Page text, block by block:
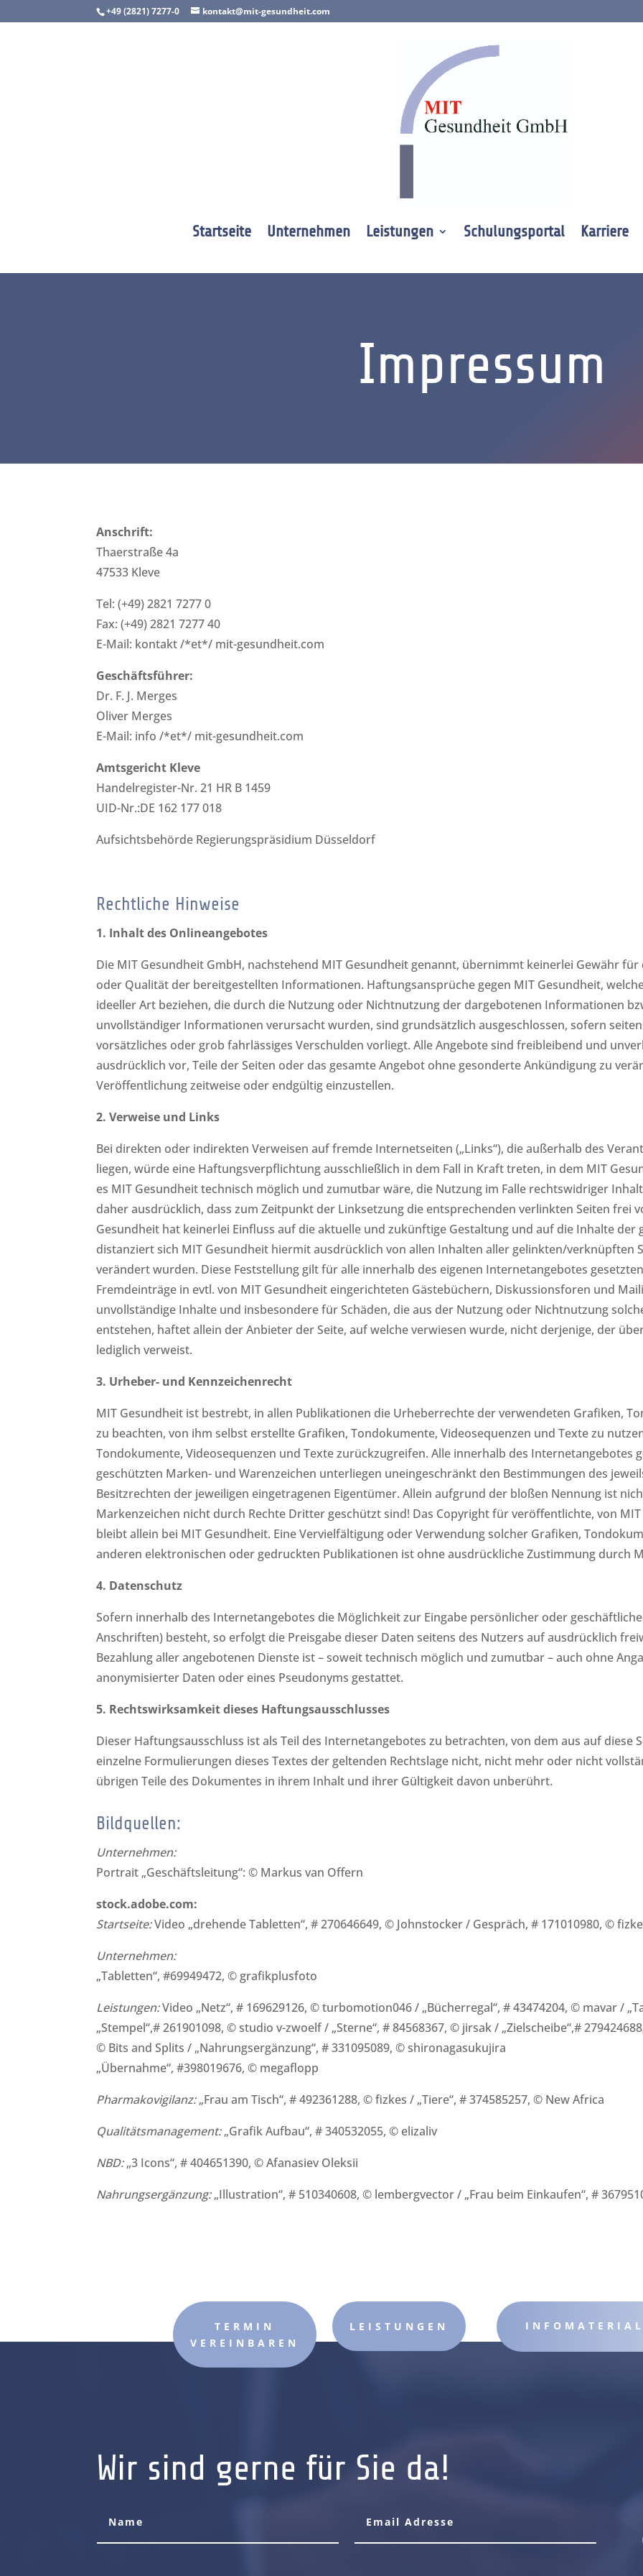
+49 (2821) 7277-0 kontakt@mit-gesundheit.com
Startseite Unternehmen Leistungen Schulungs­portal Karriere
Impressum
Anschrift:
Thaerstraße 4a
47533 Kleve
Tel: (+49) 2821 7277 0
Fax: (+49) 2821 7277 40
E-Mail: kontakt /*et*/ mit-gesundheit.com
Geschäftsführer:
Dr. F. J. Merges
Oliver Merges
E-Mail: info /*et*/ mit-gesundheit.com
Amtsgericht Kleve
Handelregister-Nr. 21 HR B 1459
UID-Nr.:DE 162 177 018
Aufsichtsbehörde Regierungspräsidium Düsseldorf
Rechtliche Hinweise
1. Inhalt des Onlineangebotes
Die MIT Gesundheit GmbH, nachstehend MIT Gesundheit genannt, übernimmt keinerlei Gewähr
oder Qualität der bereitgestellten Informationen. Haftungsansprüche gegen MIT Gesundheit,
ideeller Art beziehen, die durch die Nutzung oder Nichtnutzung der dargebotenen Informationen
unvollständiger Informationen verursacht wurden, sind grundsätzlich ausgeschlossen, sofern
vorsätzliches oder grob fahrlässiges Verschulden vorliegt. Alle Angebote sind freibleibend und
ausdrücklich vor, Teile der Seiten oder das gesamte Angebot ohne gesonderte Ankündigung zu
Veröffentlichung zeitweise oder endgültig einzustellen.
2. Verweise und Links
Bei direkten oder indirekten Verweisen auf fremde Internetseiten („Links“), die außerhalb des
liegen, würde eine Haftungsverpflichtung ausschließlich in dem Fall in Kraft treten, in dem MIT
es MIT Gesundheit technisch möglich und zumutbar wäre, die Nutzung im Falle rechtswidriger
daher ausdrücklich, dass zum Zeitpunkt der Linksetzung die entsprechenden verlinkten Seiten frei
Gesundheit hat keinerlei Einfluss auf die aktuelle und zukünftige Gestaltung und auf die Inhalte
distanziert sich MIT Gesundheit hiermit ausdrücklich von allen Inhalten aller gelinkten/verknüpften
verändert wurden. Diese Feststellung gilt für alle innerhalb des eigenen Internetangebotes
Fremdeinträge in evtl. von MIT Gesundheit eingerichteten Gästebüchern, Diskussionsforen und
unvollständige Inhalte und insbesondere für Schäden, die aus der Nutzung oder Nichtnutzung
entstehen, haftet allein der Anbieter der Seite, auf welche verwiesen wurde, nicht derjenige, der
lediglich verweist.
3. Urheber- und Kennzeichenrecht
MIT Gesundheit ist bestrebt, in allen Publikationen die Urheberrechte der verwendeten Grafiken,
zu beachten, von ihm selbst erstellte Grafiken, Tondokumente, Videosequenzen und Texte zu
Tondokumente, Videosequenzen und Texte zurückzugreifen. Alle innerhalb des Internetangebotes
geschützten Marken- und Warenzeichen unterliegen uneingeschränkt den Bestimmungen des
Besitzrechten der jeweiligen eingetragenen Eigentümer. Allein aufgrund der bloßen Nennung ist
Markenzeichen nicht durch Rechte Dritter geschützt sind! Das Copyright für veröffentlichte, von
bleibt allein bei MIT Gesundheit. Eine Vervielfältigung oder Verwendung solcher Grafiken,
anderen elektronischen oder gedruckten Publikationen ist ohne ausdrückliche Zustimmung durch
4. Datenschutz
Sofern innerhalb des Internetangebotes die Möglichkeit zur Eingabe persönlicher oder
Anschriften) besteht, so erfolgt die Preisgabe dieser Daten seitens des Nutzers auf ausdrücklich
Bezahlung aller angebotenen Dienste ist – soweit technisch möglich und zumutbar – auch ohne
anonymisierter Daten oder eines Pseudonyms gestattet.
5. Rechtswirksamkeit dieses Haftungsausschlusses
Dieser Haftungsausschluss ist als Teil des Internetangebotes zu betrachten, von dem aus auf diese
einzelne Formulierungen dieses Textes der geltenden Rechtslage nicht, nicht mehr oder nicht
übrigen Teile des Dokumentes in ihrem Inhalt und ihrer Gültigkeit davon unberührt.
Bildquellen:
Unternehmen:
Portrait „Geschäftsleitung“: © Markus van Offern
stock.adobe.com:
Startseite:Video „drehende Tabletten“, # 270646649, © Johnstocker / Gespräch, # 171010980, ©
Unternehmen:
„Tabletten“, #69949472, © grafikplusfoto
Leistungen:Video „Netz“, # 169629126, © turbomotion046 / „Bücherregal“, # 43474204, © mavar /
„Stempel“,# 261901098, © studio v-zwoelf / „Sterne“, # 84568367, © jirsak / „Zielscheibe“,#
© Bits and Splits / „Nahrungsergänzung“, # 331095089, © shironagasukujira
„Übernahme“, #398019676, © megaflopp
Pharmakovigilanz:„Frau am Tisch“, # 492361288, © fizkes / „Tiere“, # 374585257, © New Africa
Qualitätsmanagement:„Grafik Aufbau“, # 340532055, © elizaliv
NBD:„3 Icons“, # 404651390, © Afanasiev Oleksii
Nahrungsergänzung:„Illustration“, # 510340608, © lembergvector / „Frau beim Einkaufen“, #
TERMIN
VEREINBAREN
LEISTUNGEN
Wir sind gerne für Sie da!